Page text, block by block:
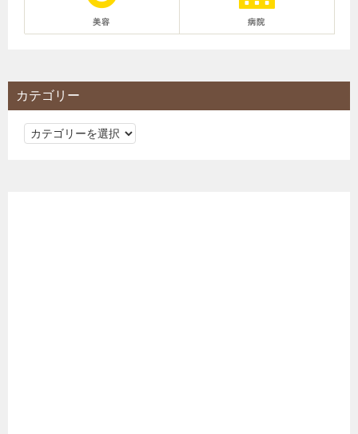
美容 病院
カテゴリー
カ